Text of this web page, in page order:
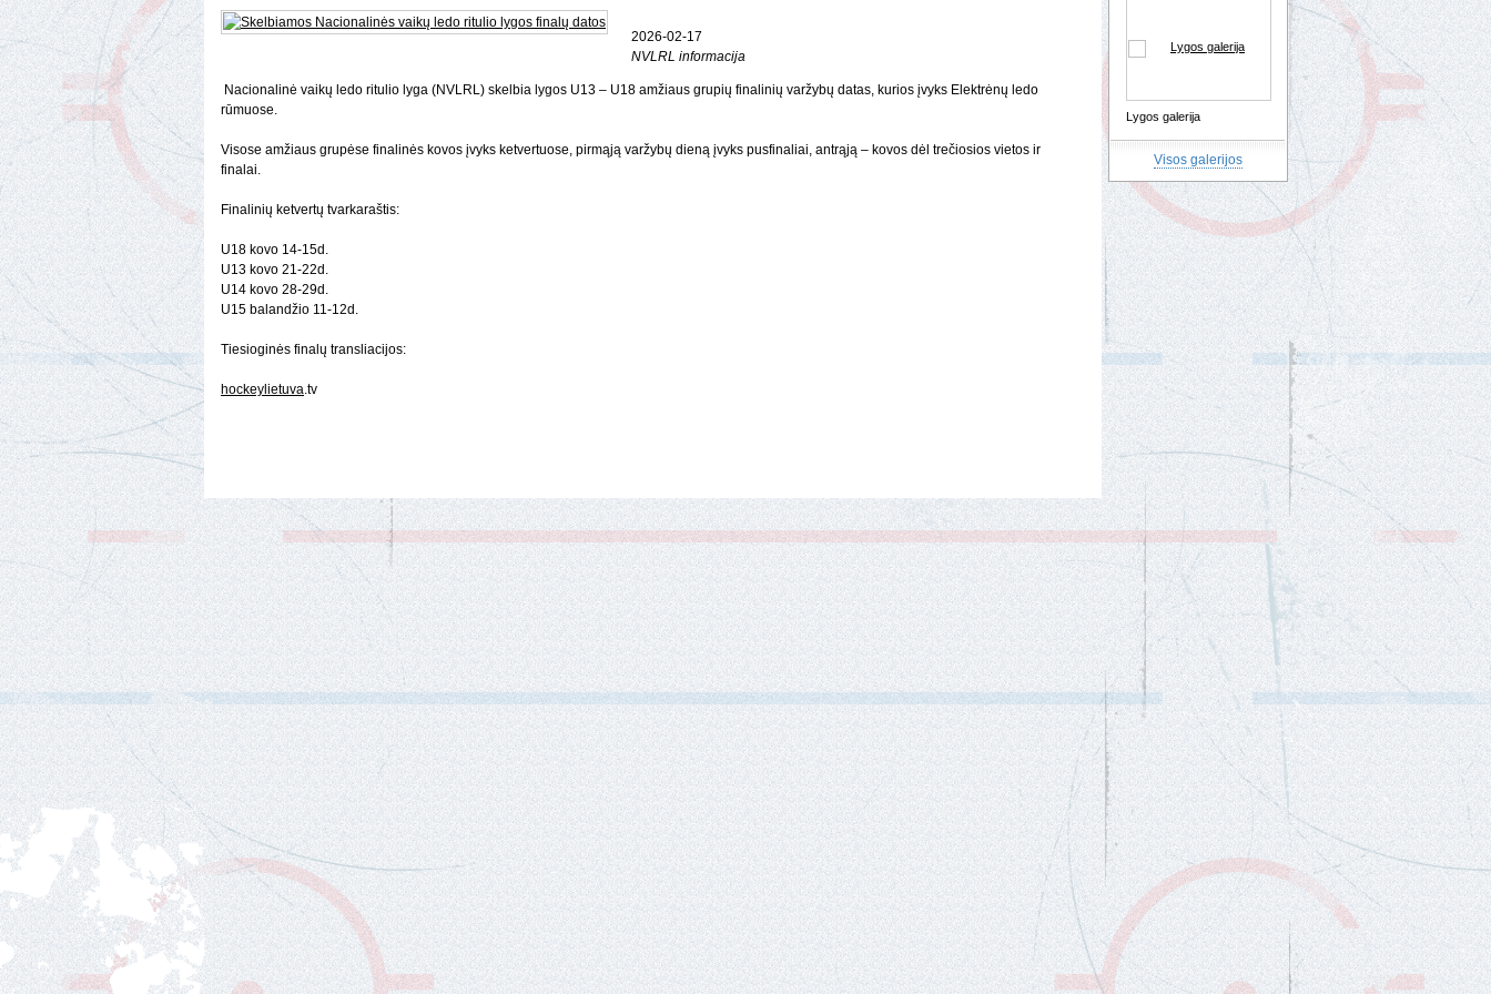
2026-02-17
NVLRL informacija
Nacionalinė vaikų ledo ritulio lyga (NVLRL) skelbia lygos U13 – U18 amžiaus grupių finalinių varžybų datas, kurios įvyks Elektrėnų ledo
rūmuose.
Visose amžiaus grupėse finalinės kovos įvyks ketvertuose, pirmąją varžybų dieną įvyks pusfinaliai, antrąją – kovos dėl trečiosios vietos ir
finalai.
Finalinių ketvertų tvarkaraštis:
U18 kovo 14-15d.
U13 kovo 21-22d.
U14 kovo 28-29d.
U15 balandžio 11-12d.
Tiesioginės finalų transliacijos:
hockeylietuva.tv
Lygos galerija
Visos galerijos